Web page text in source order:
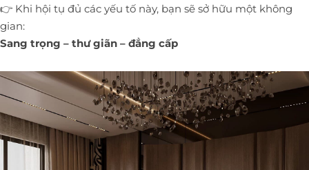
👉 Khi hội tụ đủ các yếu tố này, bạn sẽ sở hữu một không
gian:
Sang trọng – thư giãn – đẳng cấp